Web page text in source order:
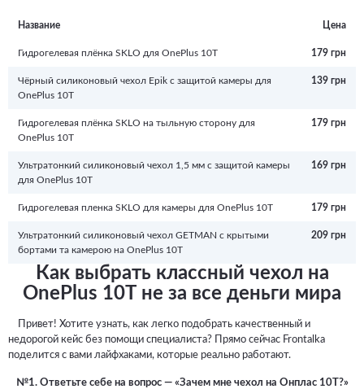
Название Цена
Гидрогелевая плёнка SKLO для OnePlus 10T 179 грн
Чёрный силиконовый чехол Epik с защитой камеры для
OnePlus 10T
139 грн
Гидрогелевая плёнка SKLO на тыльную сторону для
OnePlus 10T
179 грн
Ультратонкий силиконовый чехол 1,5 мм с защитой камеры
для OnePlus 10T
169 грн
Гидрогелевая пленка SKLO для камеры для OnePlus 10T 179 грн
Ультратонкий силиконовый чехол GETMAN с крытыми
бортами та камерою на OnePlus 10T
209 грн
Как выбрать классный чехол на
OnePlus 10T не за все деньги мира
Привет! Хотите узнать, как легко подобрать качественный и
недорогой кейс без помощи специалиста? Прямо сейчас Frontalka
поделится с вами лайфхаками, которые реально работают.
№1. Ответьте себе на вопрос — «Зачем мне чехол на Онплас 10Т?»